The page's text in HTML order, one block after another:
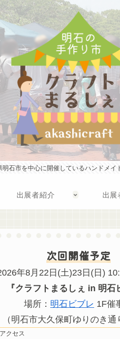
明石市を中心に開催しているハンドメイ
出展者紹介 出展
次回開催予定
年8月22日(土)23日(日)
『クラフトまるしぇ in 明石
場所： 明石ビブレ 1F催
（明石市大久保町ゆりのき通
クセス